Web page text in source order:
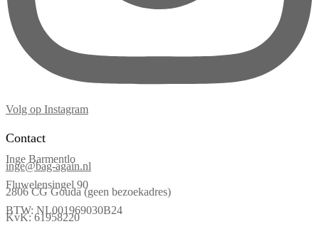
Volg op Instagram
Contact
Inge Barmentlo
inge@bag-again.nl
Fluwelensingel 90
2806 CG Gouda (geen bezoekadres)
BTW: NL001969030B24
KvK: 61958220